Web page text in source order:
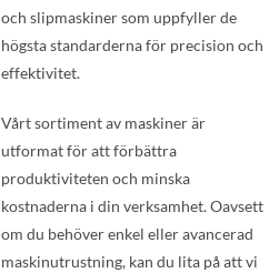
och slipmaskiner som uppfyller de
högsta standarderna för precision och
effektivitet.
Vårt sortiment av maskiner är
utformat för att förbättra
produktiviteten och minska
kostnaderna i din verksamhet. Oavsett
om du behöver enkel eller avancerad
maskinutrustning, kan du lita på att vi